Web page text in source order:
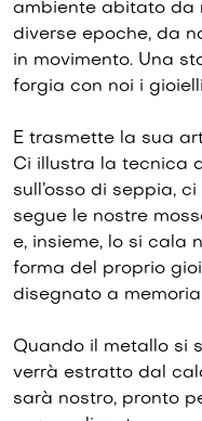
ambiente abitato da
diverse epoche, da
in movimento. Una
forgia con noi i
E trasmette la sua
Ci illustra la tecnica
sull’osso di seppia,
segue le nostre
e, insieme, lo si cala
forma del proprio
disegnato a
Quando il metallo si
verrà estratto dal
sarà nostro, pronto